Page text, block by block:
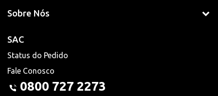
Sobre Nós
SAC
Status do Pedido
Fale Conosco
0800 727 2273